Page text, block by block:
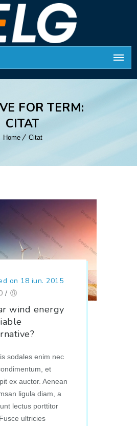
FOR TERM:
CITAT
Home Citat
on 18 iun. 2015
/
wind energy
sodales enim nec
et
ex auctor. Aenean
ligula diam, a
lectus porttitor
ultricies